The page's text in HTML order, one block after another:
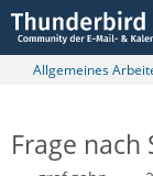
Allgemeines
Frage nach